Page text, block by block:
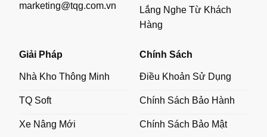
marketing@tqg.com.vn
Lắng Nghe Từ Khách
Hàng
Giải Pháp
Nhà Kho Thông Minh
TQ Soft
Xe Nâng Mới
Chính Sách
Điều Khoản Sử Dụng
Chính Sách Bảo Hành
Chính Sách Bảo Mật